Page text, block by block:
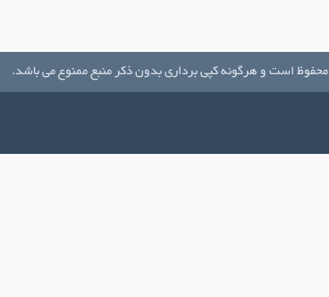
محفوظ است و هرگونه کپی برداری بدون ذکر منبع ممنوع می باشد.